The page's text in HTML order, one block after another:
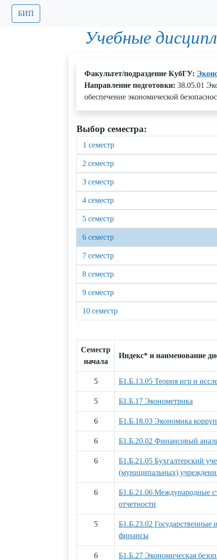
БИП
Учебные
Факультет/подраздение КубГУ:
Направление подготовки: 38.05.01
обеспечение экономической
Выбор семестра:
1 семестр
2 семестр
3 семестр
4 семестр
5 семестр
6 семестр
7 семестр
8 семестр
9 семестр
10 семестр
Семестр
начала
Индекс* и наименование
5 Б1.Б.13.05 Теория игр и
5 Б1.Б.17 Эконометрика
6 Б1.Б.18.03 Экономика
6 Б1.Б.20.02 Финансовый
6
Б1.Б.21.05 Бухгалтерский
(муниципальных)
6
Б1.Б.21.06 Международные
отчетности
5
Б1.Б.23.02
финансы
6 Б1.Б.27 Экономическая